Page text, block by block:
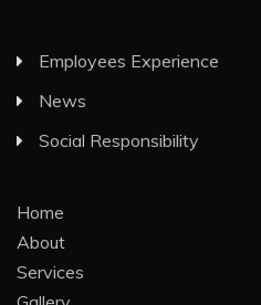
Employees Experience
News
Social Responsibility
Home
About
Services